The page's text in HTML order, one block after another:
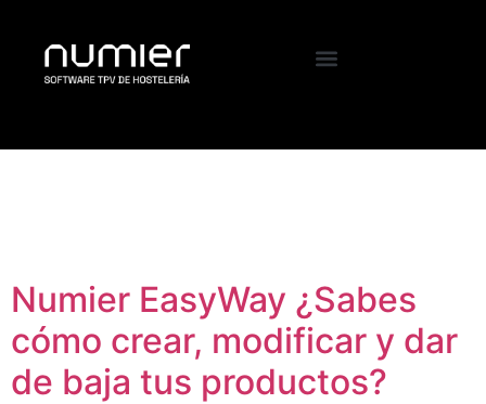
Numier EasyWay ¿Sabes
cómo crear, modificar y dar
de baja tus productos?